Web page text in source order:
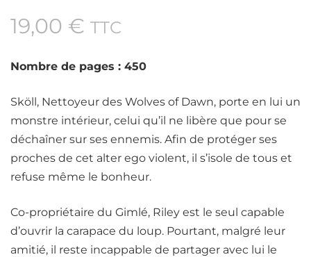
19,00 € TTC
Nombre de pages : 450
Sköll, Nettoyeur des Wolves of Dawn, porte en lui un
monstre intérieur, celui qu’il ne libère que pour se
déchaîner sur ses ennemis. Afin de protéger ses
proches de cet alter ego violent, il s’isole de tous et
refuse même le bonheur.
Co-propriétaire du Gimlé, Riley est le seul capable
d’ouvrir la carapace du loup. Pourtant, malgré leur
amitié, il reste incappable de partager avec lui le